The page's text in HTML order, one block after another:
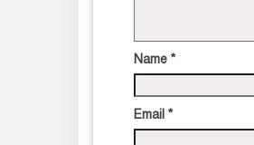
Name *
Email *